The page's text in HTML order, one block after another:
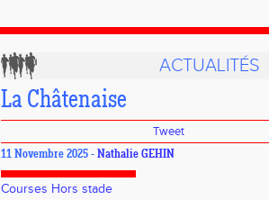
ACTUALITÉS
La Châtenaise
Tweet
11 Novembre 2025 - Nathalie GEHIN
Courses Hors stade